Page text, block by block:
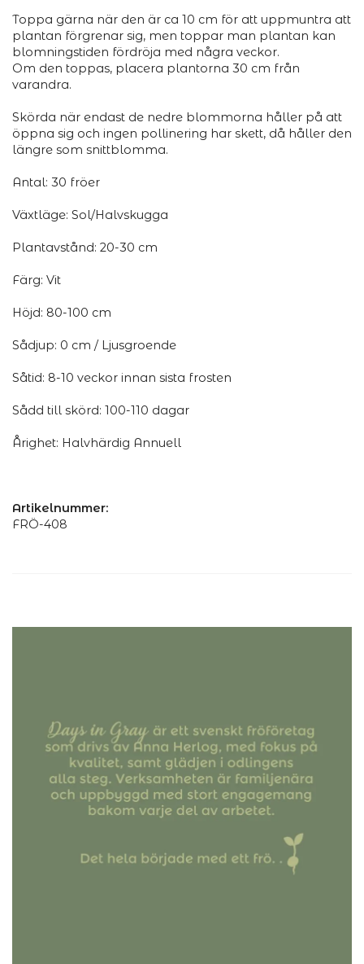
Toppa gärna när den är ca 10 cm för att uppmuntra att
plantan förgrenar sig, men toppar man plantan kan
blomningstiden fördröja med några veckor.
Om den toppas, placera plantorna 30 cm från
varandra.
Skörda när endast de nedre blommorna håller på att
öppna sig och ingen pollinering har skett, då håller den
längre som snittblomma.
Antal: 30 fröer
Växtläge: Sol/Halvskugga
Plantavstånd: 20-30 cm
Färg: Vit
Höjd: 80-100 cm
Sådjup: 0 cm / Ljusgroende
Såtid: 8-10 veckor innan sista frosten
Sådd till skörd: 100-110 dagar
Årighet: Halvhärdig Annuell
Artikelnummer:
FRÖ-408